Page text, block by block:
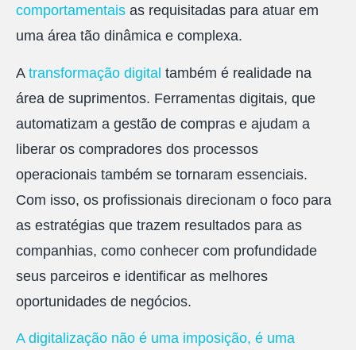
comportamentais as requisitadas para atuar em
uma área tão dinâmica e complexa.
A transformação digital também é realidade na
área de suprimentos. Ferramentas digitais, que
automatizam a gestão de compras e ajudam a
liberar os compradores dos processos
operacionais também se tornaram essenciais.
Com isso, os profissionais direcionam o foco para
as estratégias que trazem resultados para as
companhias, como conhecer com profundidade
seus parceiros e identificar as melhores
oportunidades de negócios.
A digitalização não é uma imposição, é uma